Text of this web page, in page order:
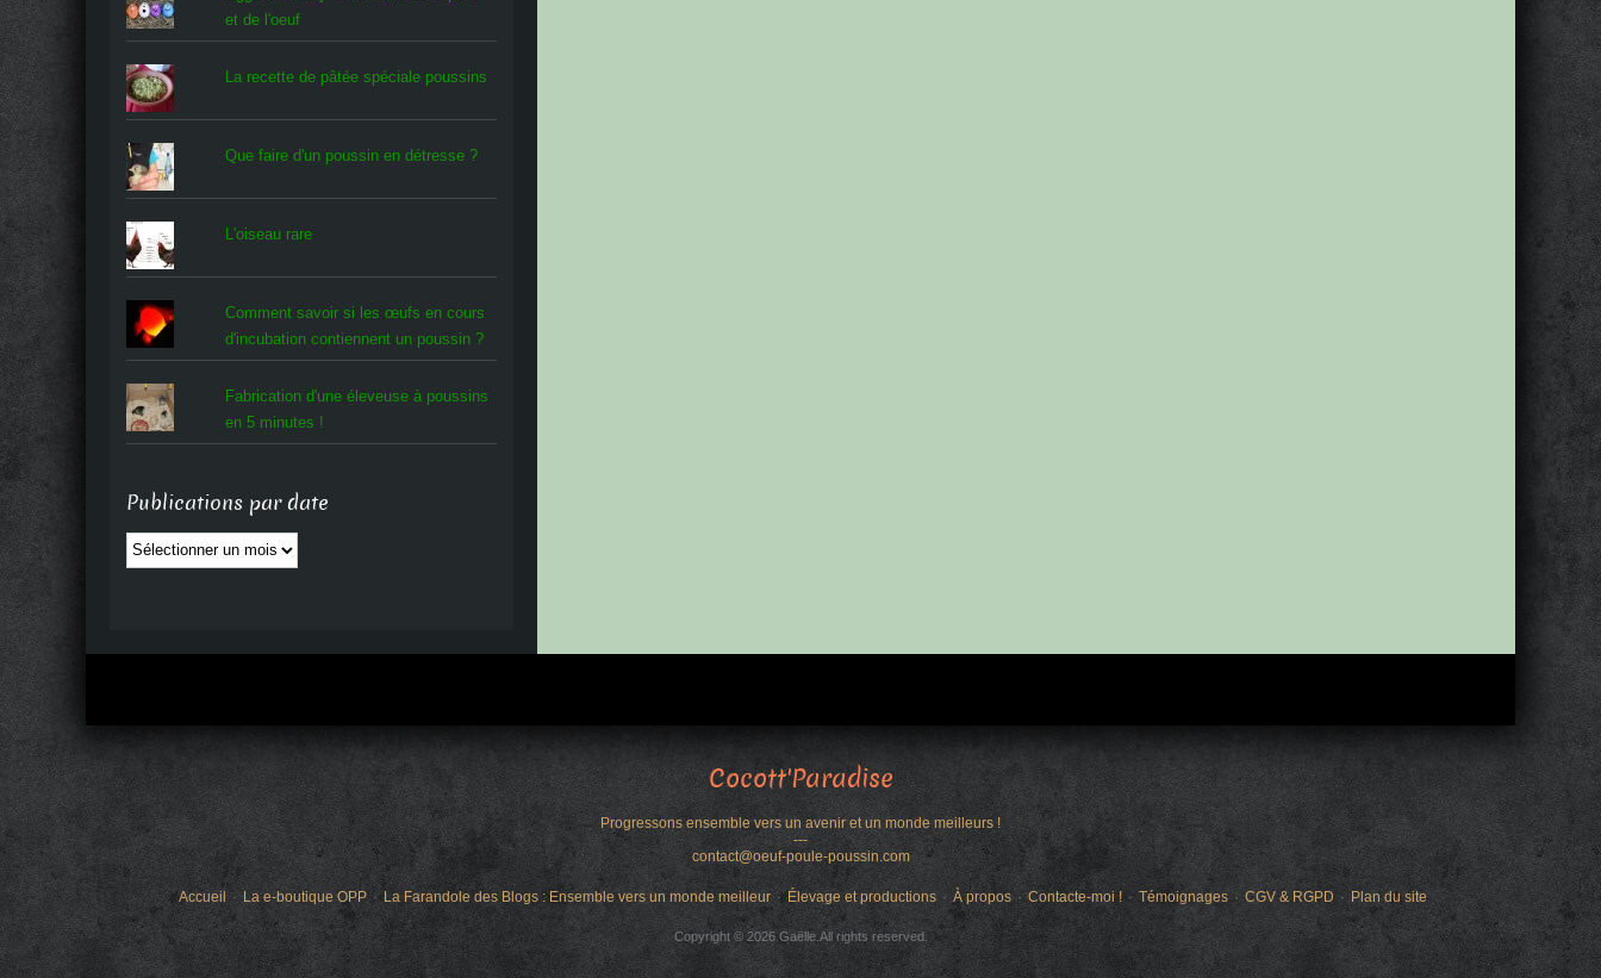
et de l'oeuf
La recette de pâtée spéciale poussins
Que faire d'un poussin en détresse ?
L'oiseau rare
Comment savoir si les œufs en cours
d'incubation contiennent un poussin ?
Fabrication d'une éleveuse à poussins
en 5 minutes !
Publications par date
Publications
par
Cocott'Paradise
Progressons ensemble vers un avenir et un monde meilleurs !
---
contact@oeuf-poule-poussin.com
Accueil La e-boutique OPP La Farandole des Blogs : Ensemble vers un monde meilleur Élevage et productions À propos Contacte-moi ! Témoignages CGV & RGPD Plan du site
Copyright © 2026 Gaëlle.All rights reserved.